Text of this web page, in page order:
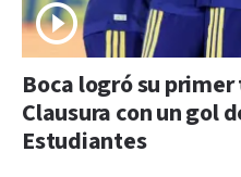
Boca logró su
Clausura con un gol
Estudiantes